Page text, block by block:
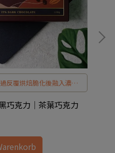
反覆烘焙脆化後融入濃郁
而不膩、越嚼越香，每一
緻、茶香濃郁，是節日禮
的最佳選擇。
巧克力｜茶葉巧克力